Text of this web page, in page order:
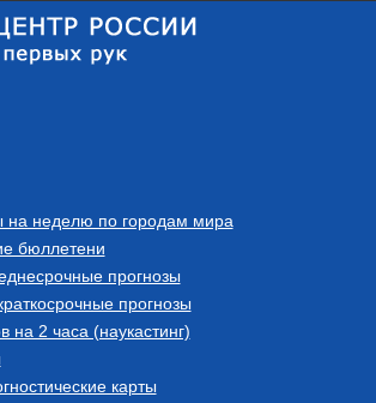
на неделю по городам мира
бюллетени
прогнозы
прогнозы
на 2 часа (наукастинг)
карты